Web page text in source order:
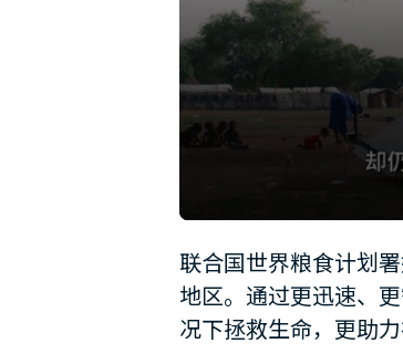
of
minute,
12
secondsVolume
联合国世界粮食计划
地区。通过更迅速、
况下拯救生命，更助